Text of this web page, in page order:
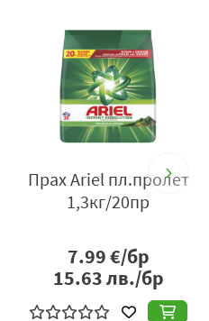
Прах Ariel пл.пролет
1,3кг/20пр
7.99€/бр
15.63лв./бр